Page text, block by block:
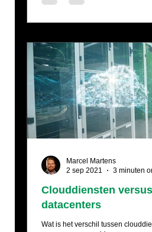
Clouddiensten versus
datacenters
Wat is het verschil tussen
Marcel Martens
2 sep 2021
3 minuten